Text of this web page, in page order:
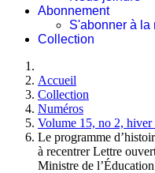
Abonnement
S'abonner à la
Collection
Accueil
Collection
Numéros
Volume 15, no 2, hiver
Le programme
à recentrer Lettre
Ministre de